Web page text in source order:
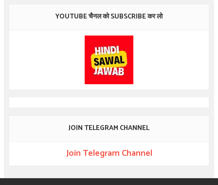
YOUTUBE चैनल को SUBSCRIBE कर लो
JOIN TELEGRAM CHANNEL
Join Telegram Channel